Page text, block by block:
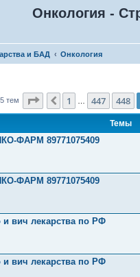
Онкология -
и БАД Онкология
тем Страница 449из 816
Пред.
1 447 448
Темы
ФАРМ 89771075409
ФАРМ 89771075409
и вич лекарства по РФ
и вич лекарства по РФ